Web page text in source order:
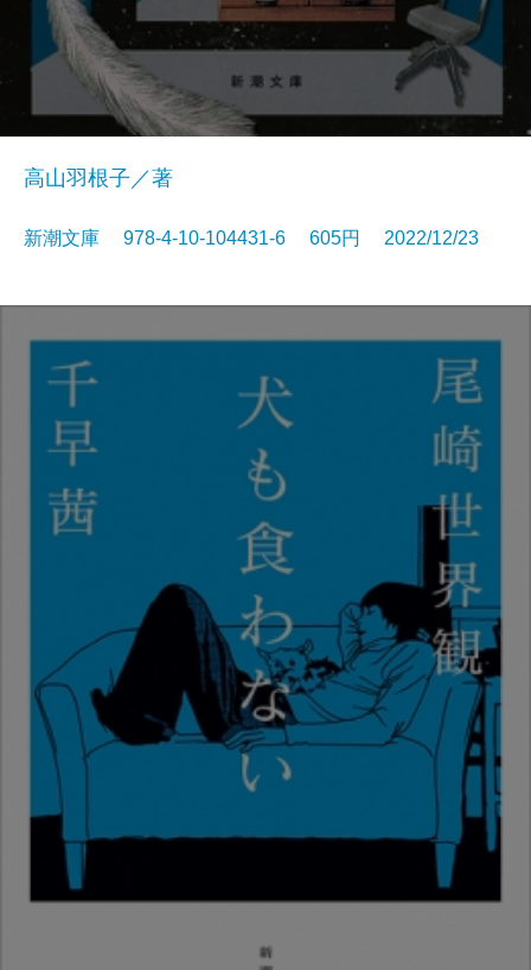
高山羽根子／著
新潮文庫 978-4-10-104431-6 605円 2022/12/23